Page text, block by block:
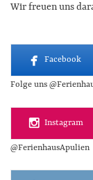
Wir freuen uns
Facebook
Instagram